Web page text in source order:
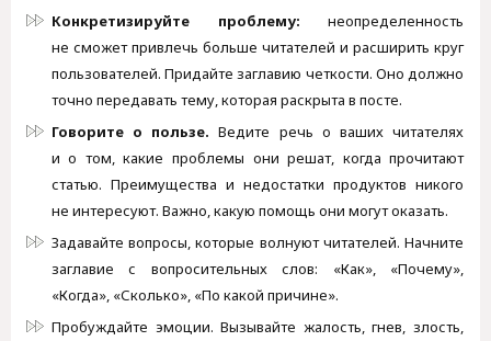
Конкретизируйте проблему: неопределенность
не сможет привлечь больше читателей и расширить круг
пользователей. Придайте заглавию четкости. Оно должно
точно передавать тему, которая раскрыта в посте.
Говорите о пользе. Ведите речь о ваших читателях
и о том, какие проблемы они решат, когда прочитают
статью. Преимущества и недостатки продуктов никого
не интересуют. Важно, какую помощь они могут оказать.
Задавайте вопросы, которые волнуют читателей. Начните
заглавие с вопросительных слов: «Как», «Почему»,
«Когда», «Сколько», «По какой причине».
Пробуждайте эмоции. Вызывайте жалость, гнев, злость,